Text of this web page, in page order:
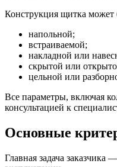
Конструкция щитка
напольной;
встраиваемой;
накладной или
скрытой или
цельной или
Все параметры, включая
консультацией к
Основные
Главная задача